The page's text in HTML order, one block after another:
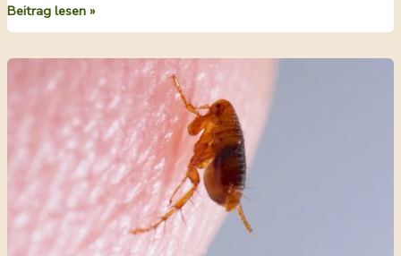
Wie
man
bronchiale
behandelt
loswird
Beitrag lesen »